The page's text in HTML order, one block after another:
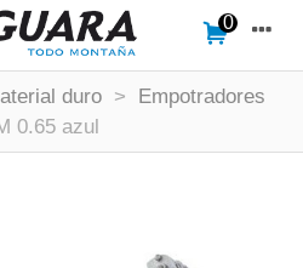
0
duro >
Empotradores
0.65 azul